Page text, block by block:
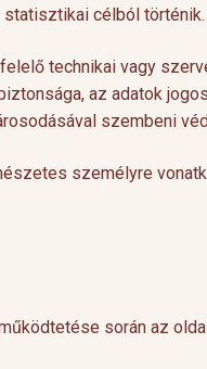
statisztikai célból történik.
technikai vagy
az adatok
szembeni
személyre
során az